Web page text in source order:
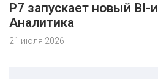
Р7 запускает новый BI-
Аналитика
21 июля 2026